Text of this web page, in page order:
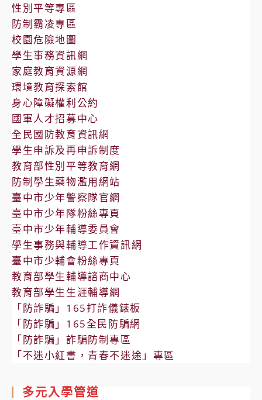
性別平等專區
防制霸凌專區
校園危險地圖
學生事務資訊網
家庭教育資源網
環境教育探索館
身心障礙權利公約
國軍人才招募中心
全民國防教育資訊網
學生申訴及再申訴制度
教育部性別平等教育網
防制學生藥物濫用網站
臺中市少年警察隊官網
臺中市少年隊粉絲專頁
臺中市少年輔導委員會
學生事務與輔導工作資訊網
臺中市少輔會粉絲專頁
教育部學生輔導諮商中心
教育部學生生涯輔導網
「防詐騙」165打詐儀錶板
「防詐騙」165全民防騙網
「防詐騙」詐騙防制專區
「不迷小紅書，青春不迷途」專區
多元入學管道